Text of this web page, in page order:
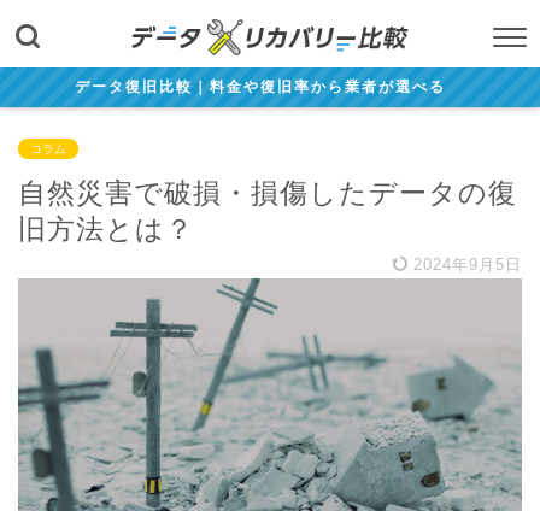
データ復旧比較｜料金や復旧率から業者が選べる
コラム
自然災害で破損・損傷したデータの復
旧方法とは？
2024年9月5日